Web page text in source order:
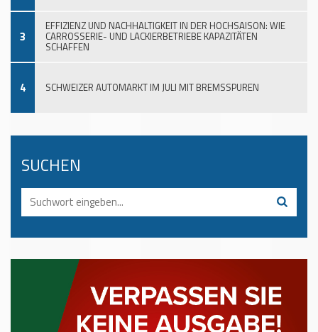
3
EFFIZIENZ UND NACHHALTIGKEIT IN DER HOCHSAISON: WIE
CARROSSERIE- UND LACKIERBETRIEBE KAPAZITÄTEN
SCHAFFEN
4 SCHWEIZER AUTOMARKT IM JULI MIT BREMSSPUREN
SUCHEN